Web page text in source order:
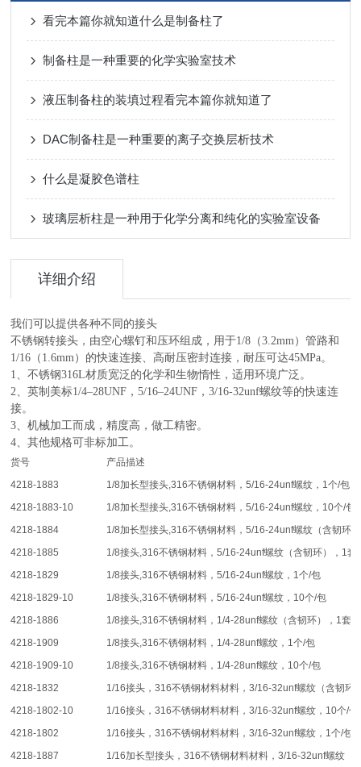
看完本篇你就知道什么是制备柱了
制备柱是一种重要的化学实验室技术
液压制备柱的装填过程看完本篇你就知道了
DAC制备柱是一种重要的离子交换层析技术
什么是凝胶色谱柱
玻璃层析柱是一种用于化学分离和纯化的实验室设备
详细介绍
我们可以提供各种不同的接头
不锈钢转接头，由空心螺钉和压环组成，用于1/8（3.2mm）管路和
1/16（1.6mm）的快速连接、高耐压密封连接，耐压可达45MPa。
1、不锈钢316L材质宽泛的化学和生物惰性，适用环境广泛。
2、英制美标1/4–28UNF，5/16–24UNF，3/16-32unf螺纹等的快速连
接。
3、机械加工而成，精度高，做工精密。
4、其他规格可非标加工。
货号
产品描述
4218-1883
1/8加长型接头,316不锈钢材料，5/16-24unf螺纹，1个/包
4218-1883-10
1/8加长型接头,316不锈钢材料，5/16-24unf螺纹，10个/包
4218-1884
1/8加长型接头,316不锈钢材料，5/16-24unf螺纹（含韧环
4218-1885
1/8接头,316不锈钢材料，5/16-24unf螺纹（含韧环），1套
4218-1829
1/8接头,316不锈钢材料，5/16-24unf螺纹，1个/包
4218-1829-10
1/8接头,316不锈钢材料，5/16-24unf螺纹，10个/包
4218-1886
1/8接头,316不锈钢材料，1/4-28unf螺纹（含韧环），1套/
4218-1909
1/8接头,316不锈钢材料，1/4-28unf螺纹，1个/包
4218-1909-10
1/8接头,316不锈钢材料，1/4-28unf螺纹，10个/包
4218-1832
1/16接头，316不锈钢材料材料，3/16-32unf螺纹（含韧环
4218-1802-10
1/16接头，316不锈钢材料材料，3/16-32unf螺纹，10个/包
4218-1802
1/16接头，316不锈钢材料材料，3/16-32unf螺纹，1个/包
4218-1887
1/16加长型接头，316不锈钢材料材料，3/16-32unf螺纹（